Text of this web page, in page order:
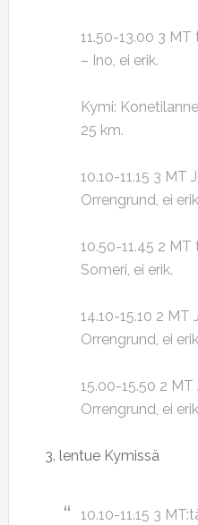
11.50-13.00 3
– Ino, ei erik.
Kymi:
25 km.
10.10-11.15 3 MT
Orrengrund, ei
10.50-11.45 2
Someri, ei erik.
14.10-15.10 2 MT
Orrengrund, ei
15.00-15.50 2
Orrengrund, ei
3. lentue Kymissä
10.10-11.15 3